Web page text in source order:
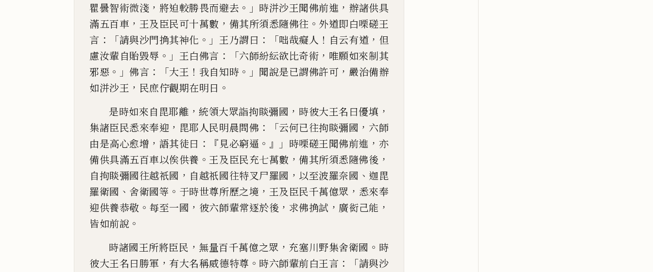
瞿曇智術微淺 ， 將迫較勝畏而避去 。」 時洴沙王聞佛前進 ， 辦諸供具
滿五百車 ， 王及臣民可十萬數 ， 備其所須悉隨佛往 。 外道即白㗚磋王
言 ：「請與沙門捔其神化 。」 王乃謂曰 ：「咄哉癡人 ！ 自云有道 ， 但
慮汝輩自貽毀辱 。」 王白佛言 ：「六師紛紜欲比奇術 ， 唯願如來制其
邪惡 。」佛言 ： 「大王 ！ 我自知時 。」 聞說是已謂佛許可 ， 嚴治備辦
如洴沙王 ， 民庶佇觀期在明日 。
是時如來自毘耶離 ， 統領大眾詣拘睒彌國 ， 時彼大王名曰優填 ，
集諸臣民悉來奉迎 ， 毘耶人民明晨問佛 ：「云何已往拘睒彌國 ， 六師
由是高心愈增 ， 語其徒曰 ：『 見必窮逼 。』」 時㗚磋王聞佛前進 ， 亦
備供具滿五百車以俟供養 。 王及臣民充七萬數 ，備其所須悉隨佛後 ，
自拘睒彌國往越祇國 ， 自越祇國往特叉尸羅國 ， 以至波羅奈國 、 迦毘
羅衛國 、 舍衛國等 。 于時世尊所歷之境 ， 王及臣民千萬億眾 ， 悉來奉
迎供養恭敬 。 每至一國 ， 彼六師輩常逐於後 ， 求佛捔試 ， 廣衒己能 ，
皆如前說 。
時諸國王所將臣民 ， 無量百千萬億之眾 ， 充塞川野集舍衛國 。 時
彼大王名曰勝軍 ， 有大名稱威德特尊 。 時六師輩前白王言 ：「請與沙